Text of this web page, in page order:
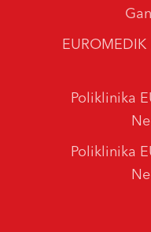
Poliklinika
Poliklinika